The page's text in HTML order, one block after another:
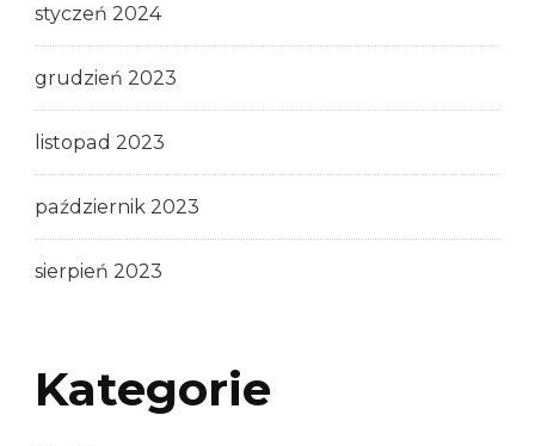
styczeń 2024
grudzień 2023
listopad 2023
październik 2023
sierpień 2023
Kategorie